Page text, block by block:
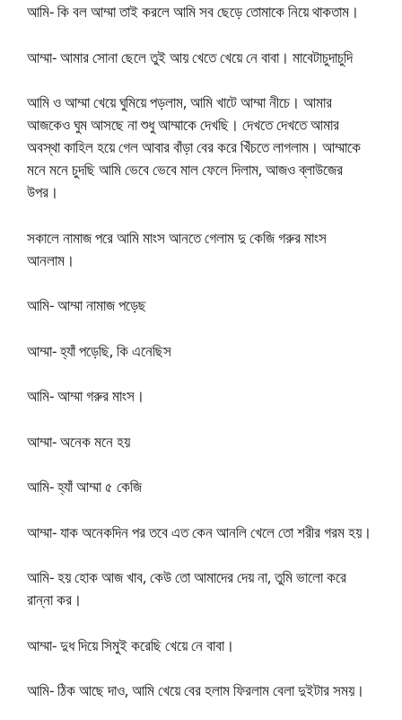
আমি- কি বল আম্মা তাই করলে আমি সব ছেড়ে তোমাকে নিয়ে থাকতাম।
আম্মা- আমার সোনা ছেলে তুই আয় খেতে খেয়ে নে বাবা। মাবেটাচুদাচুদি
আমি ও আম্মা খেয়ে ঘুমিয়ে পড়লাম, আমি খাটে আম্মা নীচে। আমার
আজকেও ঘুম আসছে না শুধু আম্মাকে দেখছি। দেখতে দেখতে আমার
অবস্থা কাহিল হয়ে গেল আবার বাঁড়া বের করে খিঁচতে লাগলাম। আম্মাকে
মনে মনে চুদছি আমি ভেবে ভেবে মাল ফেলে দিলাম, আজও ব্লাউজের
উপর।
সকালে নামাজ পরে আমি মাংস আনতে গেলাম দু কেজি গরুর মাংস
আনলাম।
আমি- আম্মা নামাজ পড়েছ
আম্মা- হ্যাঁ পড়েছি, কি এনেছিস
আমি- আম্মা গরুর মাংস।
আম্মা- অনেক মনে হয়
আমি- হ্যাঁ আম্মা ৫ কেজি
আম্মা- যাক অনেকদিন পর তবে এত কেন আনলি খেলে তো শরীর গরম হয়।
আমি- হয় হোক আজ খাব, কেউ তো আমাদের দেয় না, তুমি ভালো করে
রান্না কর।
আম্মা- দুধ দিয়ে সিমুই করেছি খেয়ে নে বাবা।
আমি- ঠিক আছে দাও, আমি খেয়ে বের হলাম ফিরলাম বেলা দুইটার সময়।